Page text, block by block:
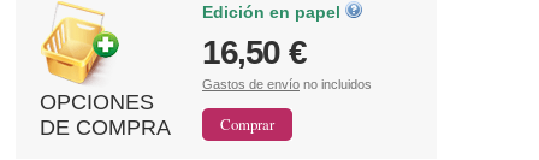
OPCIONES
DE COMPRA
Edición en papel
16,50 €
Gastos de envío no incluidos